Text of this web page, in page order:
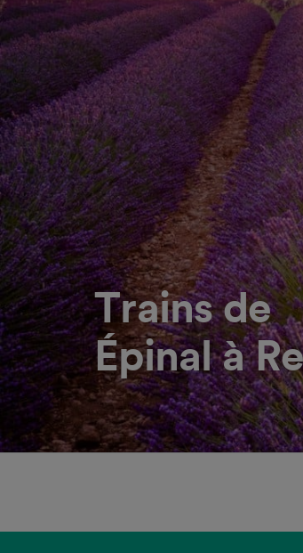
Trains de
Épinal à